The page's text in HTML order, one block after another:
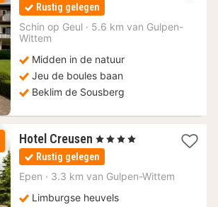
89
Rustig gelegen
Schin op Geul · 5.6 km van Gulpen-
Wittem
Midden in de natuur
Jeu de boules baan
Beklim de Sousberg
Hotel Creusen 1
nacht
vanaf
185
, 4 Sterren
Rustig gelegen
Epen · 3.3 km van Gulpen-Wittem
Limburgse heuvels